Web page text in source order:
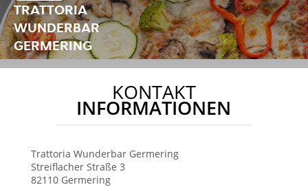
TRATTORIA
WUNDERBAR
GERMERING
KONTAKT
INFORMATIONEN
Trattoria Wunderbar Germering
Streiflacher Straße 3
82110 Germering